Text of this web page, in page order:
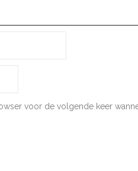
voor de volgende keer